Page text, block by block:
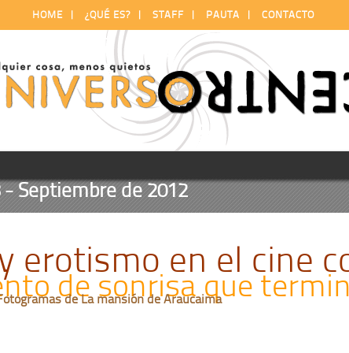
HOME| ¿QUÉ ES?| STAFF| PAUTA | CONTACTO
de 2012
erotismo en el cine
de sonrisa que
de La mansión de Araucaima